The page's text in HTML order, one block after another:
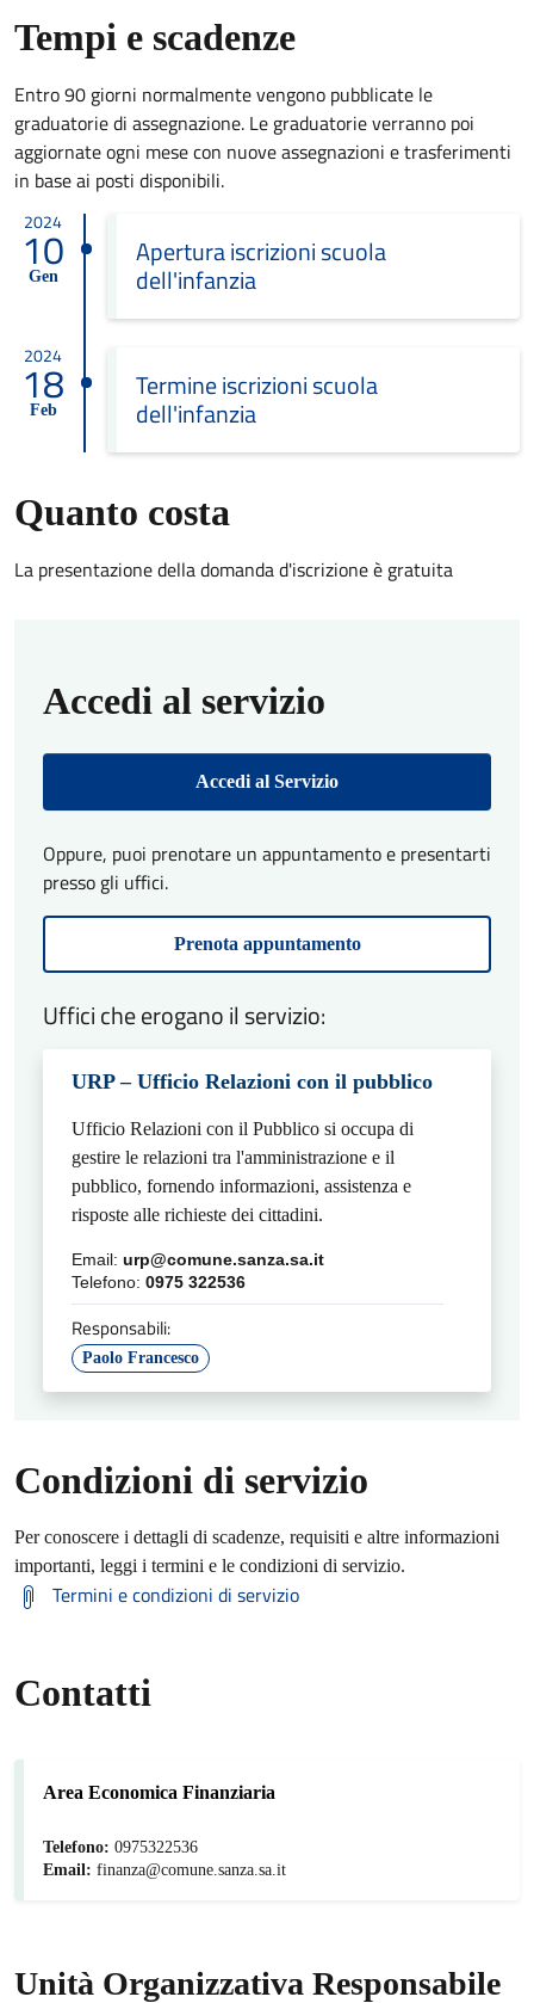
Tempi e scadenze
Entro 90 giorni normalmente vengono pubblicate le
graduatorie di assegnazione. Le graduatorie verranno poi
aggiornate ogni mese con nuove assegnazioni e trasferimenti
in base ai posti disponibili.
2024
10
Gen
Apertura iscrizioni scuola
dell'infanzia
2024
18
Feb
Termine iscrizioni scuola
dell'infanzia
Quanto costa
La presentazione della domanda d'iscrizione è gratuita
Accedi al servizio
Accedi al Servizio
Oppure, puoi prenotare un appuntamento e presentarti
presso gli uffici.
Prenota appuntamento
Uffici che erogano il servizio:
URP – Ufficio Relazioni con il pubblico
Ufficio Relazioni con il Pubblico si occupa di
gestire le relazioni tra l'amministrazione e il
pubblico, fornendo informazioni, assistenza e
risposte alle richieste dei cittadini.
Email: urp@comune.sanza.sa.it
Telefono: 0975 322536
Responsabili:
Paolo Francesco
Condizioni di servizio
Per conoscere i dettagli di scadenze, requisiti e altre informazioni
importanti, leggi i termini e le condizioni di servizio.
Termini e condizioni di servizio
Contatti
Area Economica Finanziaria
Telefono: 0975322536
Email: finanza@comune.sanza.sa.it
Unità Organizzativa Responsabile